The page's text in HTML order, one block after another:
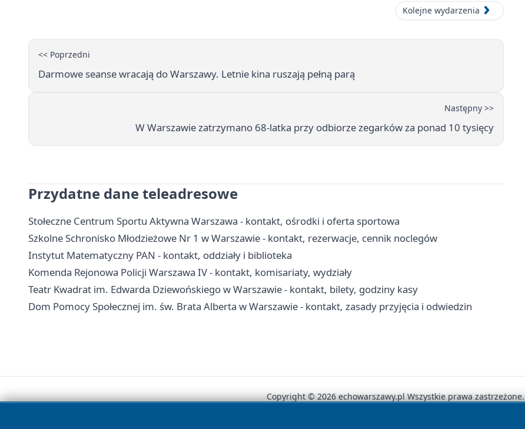
Kolejne wydarzenia
<< Poprzedni
Darmowe seanse wracają do Warszawy. Letnie kina ruszają pełną parą
Następny >>
W Warszawie zatrzymano 68-latka przy odbiorze zegarków za ponad 10 tysięcy
Przydatne dane teleadresowe
Stołeczne Centrum Sportu Aktywna Warszawa - kontakt, ośrodki i oferta sportowa
Szkolne Schronisko Młodzieżowe Nr 1 w Warszawie - kontakt, rezerwacje, cennik noclegów
Instytut Matematyczny PAN - kontakt, oddziały i biblioteka
Komenda Rejonowa Policji Warszawa IV - kontakt, komisariaty, wydziały
Teatr Kwadrat im. Edwarda Dziewońskiego w Warszawie - kontakt, bilety, godziny kasy
Dom Pomocy Społecznej im. św. Brata Alberta w Warszawie - kontakt, zasady przyjęcia i odwiedzin
Copyright © 2026 echowarszawy.pl Wszystkie prawa zastrzeżone.